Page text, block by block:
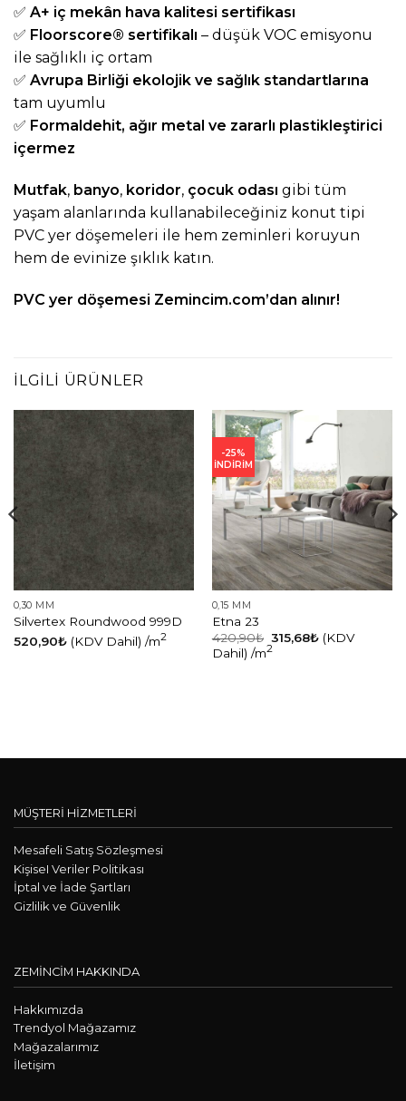
✅ A+ iç mekân hava kalitesi sertifikası
✅ Floorscore® sertifikalı – düşük VOC emisyonu
ile sağlıklı iç ortam
✅ Avrupa Birliği ekolojik ve sağlık standartlarına
tam uyumlu
✅ Formaldehit, ağır metal ve zararlı plastikleştirici
içermez
Mutfak, banyo, koridor, çocuk odası gibi tüm
yaşam alanlarında kullanabileceğiniz konut tipi
PVC yer döşemeleri ile hem zeminleri koruyun
hem de evinize şıklık katın.
PVC yer döşemesi Zemincim.com’dan alınır!
İLGILI ÜRÜNLER
0,30 MM
Silvertex Roundwood 999D
520,90₺ (KDV Dahil) /m2
-25%
İNDİRİM
0,15 MM
Etna 23
420,90₺ 315,68₺ (KDV
Dahil) /m2
MÜŞTERİ HİZMETLERİ
Mesafeli Satış Sözleşmesi
KişiseI Veriler Politikası
İptal ve İade Şartları
Gizlilik ve Güvenlik
ZEMİNCİM HAKKINDA
Hakkımızda
Trendyol Mağazamız
Mağazalarımız
İletişim